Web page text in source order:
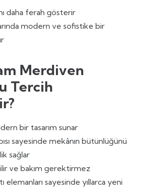
daha ferah gösterir
modern ve sofistike bir
Merdiven
Tercih
bir tasarım sunar
sayesinde mekânın bütünlüğünü
sağlar
ve bakım gerektirmez
elemanları sayesinde yıllarca yeni